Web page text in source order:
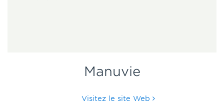
Manuvie
Visitez le site Web